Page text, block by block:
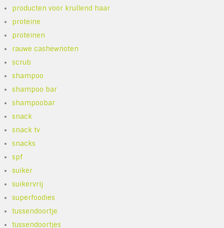
producten voor krullend haar
proteine
proteinen
rauwe cashewnoten
scrub
shampoo
shampoo bar
shampoobar
snack
snack tv
snacks
spf
suiker
suikervrij
superfoodies
tussendoortje
tussendoortjes